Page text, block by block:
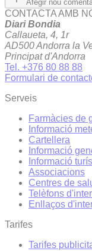
Afegir nou
CONTACTA AMB
Diari Bondia
Callaueta, 4, 1r
AD500 Andorra la
Principat d'Andorra
Tel. +376 80 88 88
Formulari de
Serveis
Farmàcies de
Informació
Cartellera
Informació
Informació
Associacions
Centres de
Telèfons
Enllaços
Tarifes
Tarifes